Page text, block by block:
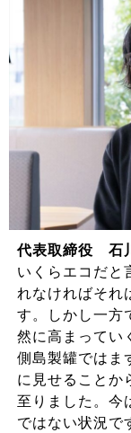
代表取締役 石
いくらエコだと
れなければそれ
す。しかし一方
然に高まってい
側島製罐ではま
に見せることか
至りました。今
ではない状況で